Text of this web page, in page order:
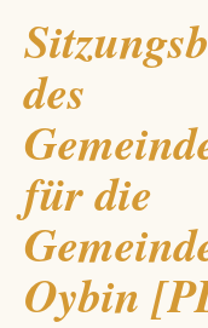
des
für die
Oybin